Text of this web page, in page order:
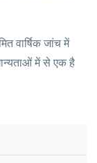
वार्षिक जांच में
में से एक है